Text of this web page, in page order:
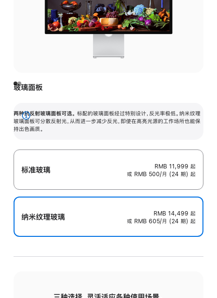
玻璃面板
两种抗反射玻璃面板可选。 标配的玻璃面板经过特别设计，反光率极低。纳米纹理
玻璃面板可分散反射光，从而进一步减少反光，即使在高亮光源的工作场所也能保
持出色画质。
展
开
标准玻璃 RMB 11,999 起
或 RMB 500/月 (24 期) 起
纳米纹理玻璃 RMB 14,499 起
或 RMB 605/月 (24 期) 起